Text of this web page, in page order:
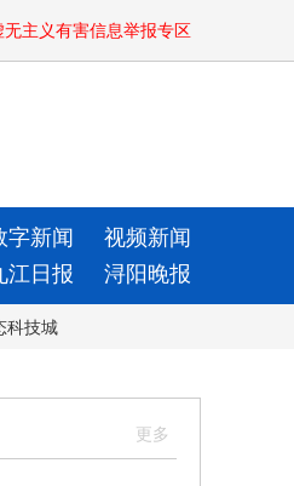
无主义有害信息举报专区
字新闻
视频新闻
江日报 浔阳晚报
科技城